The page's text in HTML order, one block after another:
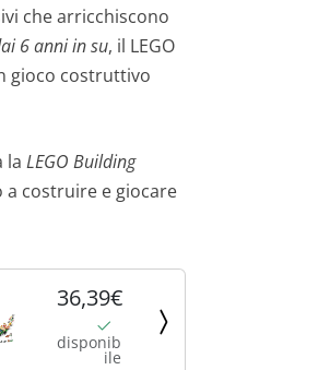
che arricchiscono
6 anni in su, il LEGO
gioco costruttivo
la LEGO Building
costruire e giocare
36,39€
disponib
ile